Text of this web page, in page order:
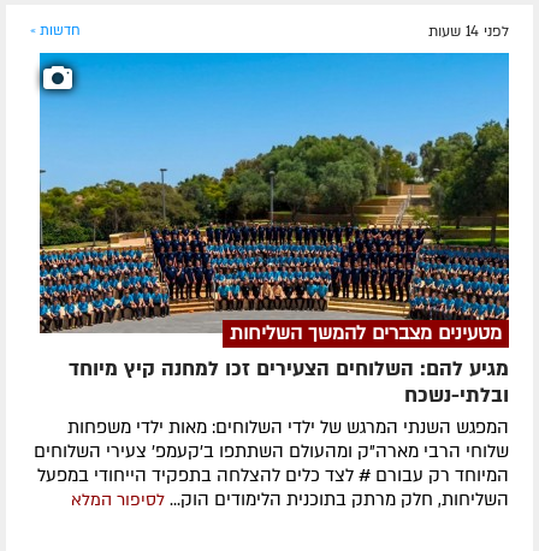
לפני 14 שעות חדשות »
מטעינים מצברים להמשך השליחות
מגיע להם: השלוחים הצעירים זכו למחנה קיץ מיוחד
ובלתי-נשכח
המפגש השנתי המרגש של ילדי השלוחים: מאות ילדי משפחות
שלוחי הרבי מארה"ק ומהעולם השתתפו ב'קעמפ' צעירי השלוחים
המיוחד רק עבורם # לצד כלים להצלחה בתפקיד הייחודי במפעל
השליחות, חלק מרתק בתוכנית הלימודים הוק... לסיפור המלא